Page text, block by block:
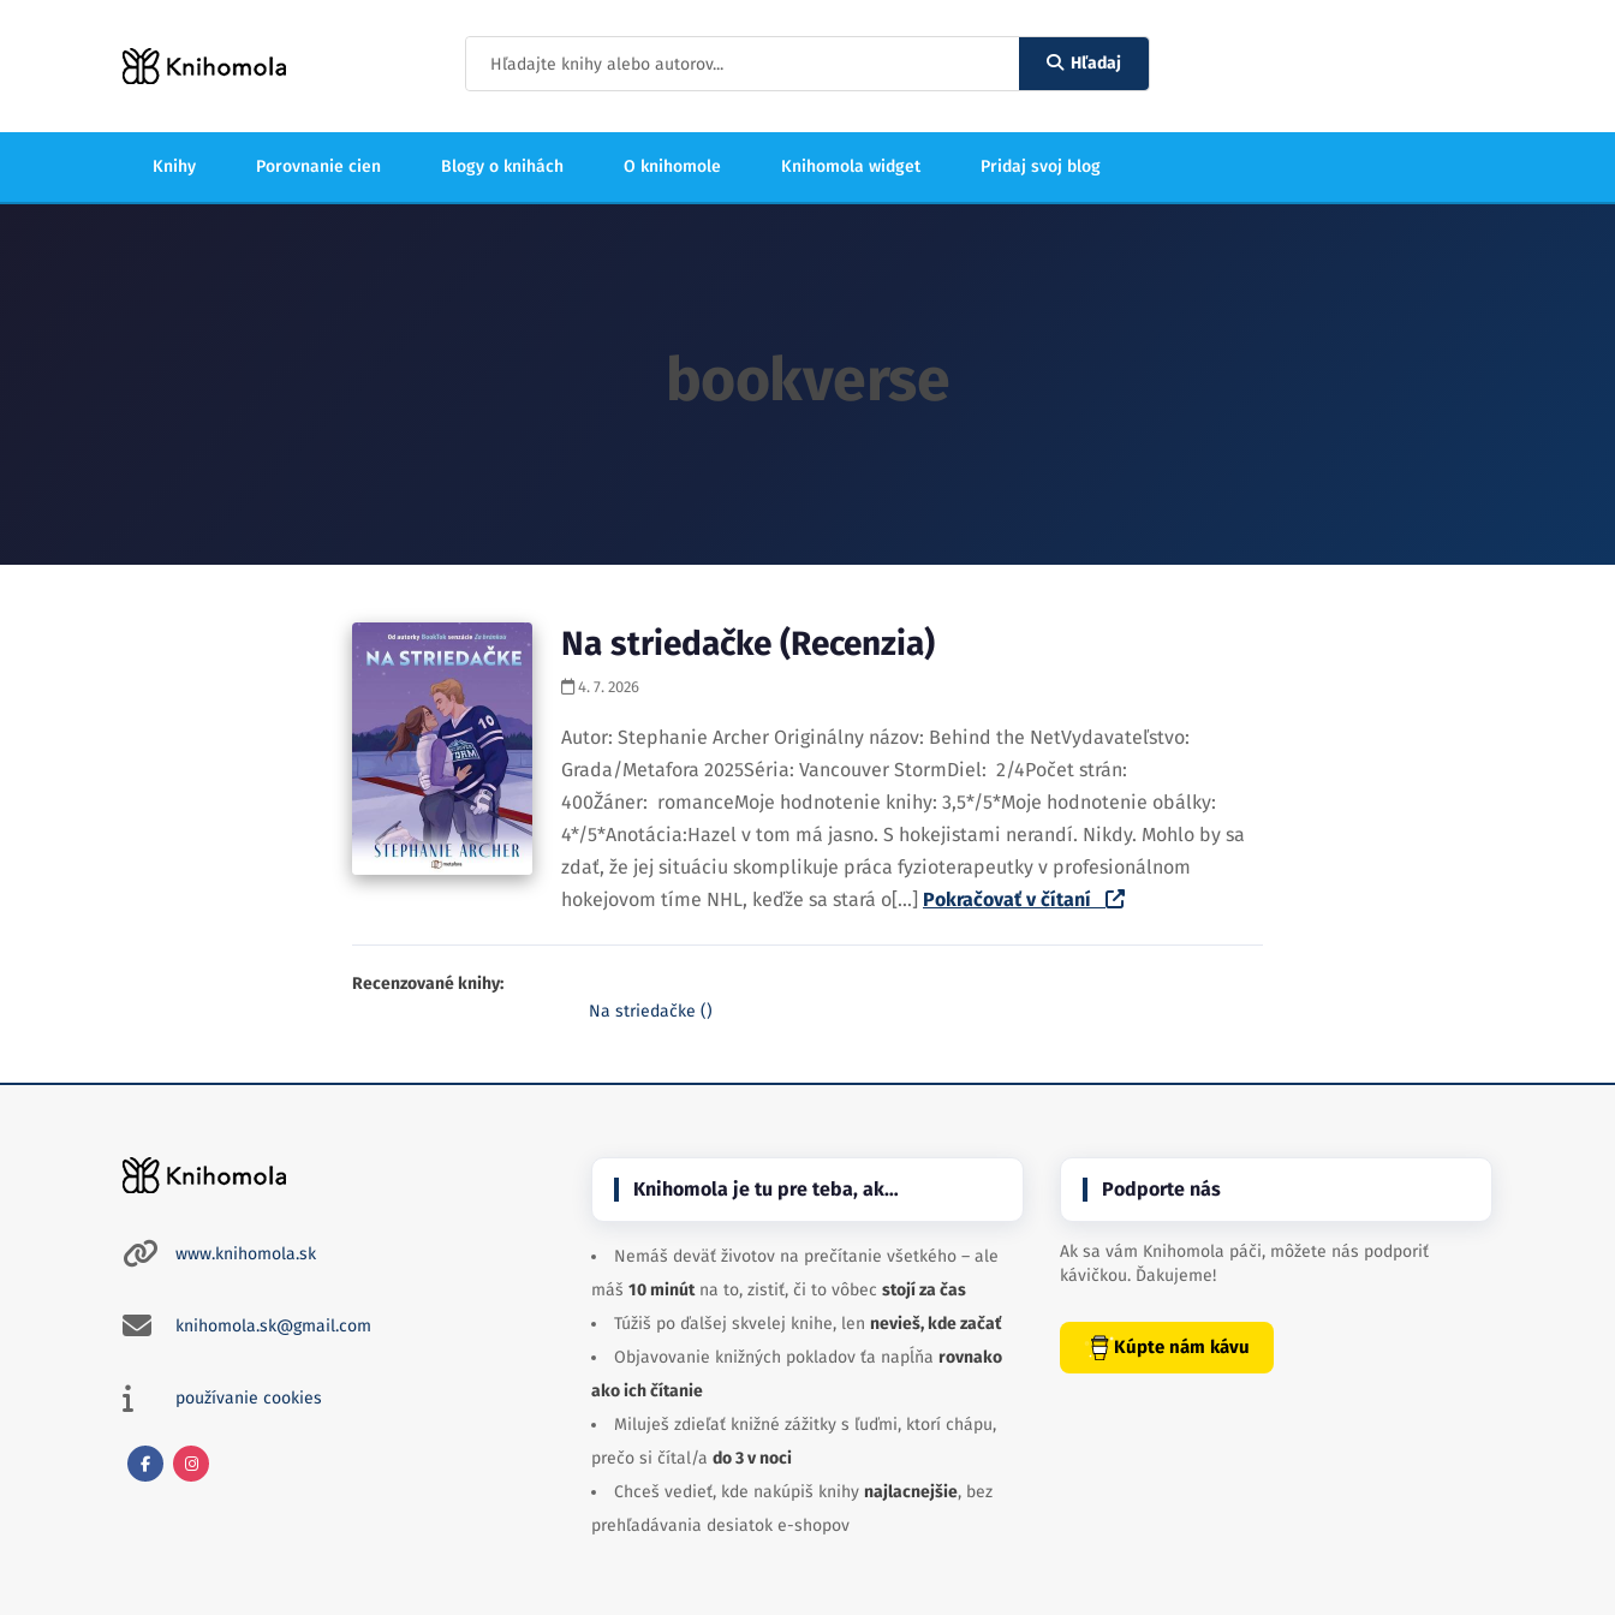
Hľadaj
Knihy Porovnanie cien Blogy o knihách O knihomole Knihomola widget Pridaj svoj blog
bookverse
Na striedačke (Recenzia)
4. 7. 2026
Autor: Stephanie Archer Originálny názov: Behind the NetVydavateľstvo:
Grada/Metafora 2025Séria: Vancouver StormDiel: 2/4Počet strán:
400Žáner: romanceMoje hodnotenie knihy: 3,5*/5*Moje hodnotenie obálky:
4*/5*Anotácia:Hazel v tom má jasno. S hokejistami nerandí. Nikdy. Mohlo by sa
zdať, že jej situáciu skomplikuje práca fyzioterapeutky v profesionálnom
hokejovom tíme NHL, keďže sa stará o[...] Pokračovať v čítaní
Recenzované knihy:
Na striedačke ()
www.knihomola.sk
knihomola.sk@gmail.com
používanie cookies
Knihomola je tu pre teba, ak…
Nemáš deväť životov na prečítanie všetkého – ale
máš 10 minútna to, zistiť, či to vôbec stojí za čas
Túžiš po ďalšej skvelej knihe, len nevieš, kde začať
Objavovanie knižných pokladov ťa napĺňa rovnako
ako ich čítanie
Miluješ zdieľať knižné zážitky s ľuďmi, ktorí chápu,
prečo si čítal/a do 3 v noci
Chceš vedieť, kde nakúpiš knihy najlacnejšie, bez
prehľadávania desiatok e-shopov
Podporte nás
Ak sa vám Knihomola páči, môžete nás podporiť
kávičkou. Ďakujeme!
Kúpte nám kávu